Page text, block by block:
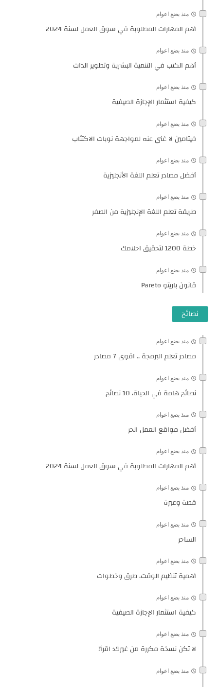
منذ بضع اعوام
أهم المهارات المطلوبة في سوق العمل لسنة 2024
منذ بضع اعوام
أهم الكتب في التنمية البشرية وتطوير الذات
منذ بضع اعوام
كيفية استثمار الإجازة الصيفية
منذ بضع اعوام
فيتامين لا غنى عنه لمواجهة نوبات الاكتئاب
منذ بضع اعوام
أفضل مصادر تعلم اللغة الأنجليزية
منذ بضع اعوام
طريقة تعلم اللغة الإنجليزية من الصفر
منذ بضع اعوام
خطة 1200 لتحقيق احلامك
منذ بضع اعوام
قانون باريتو Pareto
نصائح
منذ بضع اعوام
مصادر تعلم البرمجة .. اقوى 7 مصادر
منذ بضع اعوام
نصائح هامة في الحياة، 10 نصائح
منذ بضع اعوام
أفضل مواقع العمل الحر
منذ بضع اعوام
أهم المهارات المطلوبة في سوق العمل لسنة 2024
منذ بضع اعوام
قصة وعبرة
منذ بضع اعوام
الساحر
منذ بضع اعوام
أهمية تنظيم الوقت، طرق وخطوات
منذ بضع اعوام
كيفية استثمار الإجازة الصيفية
منذ بضع اعوام
لا تكن نسخة مكررة من غيرك؛ اقرأ!
منذ بضع اعوام